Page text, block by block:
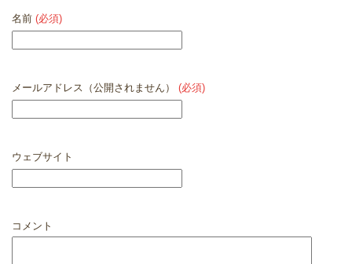
名前 (必須)
メールアドレス（公開されません） (必須)
ウェブサイト
コメント